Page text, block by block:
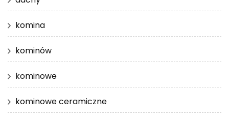
komina
kominów
kominowe
kominowe ceramiczne